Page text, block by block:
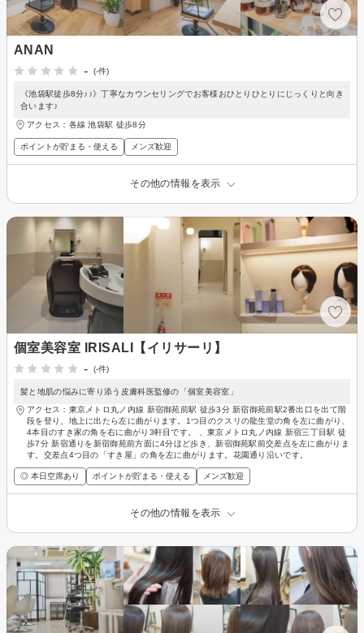
ANAN
-
(-件)
《池袋駅徒歩8分♪♪》丁寧なカウンセリングでお客様おひとりひとりにじっくりと向き
合います♪
アクセス：各線 池袋駅 徒歩8分
ポイントが貯まる・使える メンズ歓迎
その他の情報を表示
個室美容室 IRISALI【イリサーリ】
-
(-件)
髪と地肌の悩みに寄り添う皮膚科医監修の「個室美容室」
アクセス：東京メトロ丸ノ内線 新宿御苑前駅 徒歩3分 新宿御苑前駅2番出口を出て階
段を登り、地上に出たら左に曲がります。1つ目のクスリの龍生堂の角を左に曲がり、
4本目のすき家の角を右に曲がり3軒目です。 、東京メトロ丸ノ内線 新宿三丁目駅 徒
歩7分 新宿通りを新宿御苑前方面に4分ほど歩き、新宿御苑駅前交差点を左に曲がりま
す。交差点4つ目の「すき屋」の角を左に曲がります。花園通り沿いです。
◎ 本日空席あり ポイントが貯まる・使える メンズ歓迎
その他の情報を表示